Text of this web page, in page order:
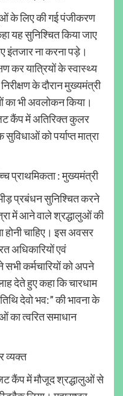
के लिए की गई पंजीकरण
यह सुनिश्चित किया जाए
इंतजार ना करना पड़े।
कर यात्रियों के स्वास्थ्य
के दौरान मुख्यमंत्री
भी अवलोकन किया।
कैंप में अतिरिक्त कुलर
को पर्याप्त मात्रा
प्राथमिकता : मुख्यमंत्री
प्रबंधन सुनिश्चित करने
में आने वाले श्रद्धालुओं की
होनी चाहिए। इस अवसर
अधिकारियों एवं
सभी कर्मचारियों को अपने
देते हुए कहा कि चारधाम
देवो भव:” की भावना के
का त्वरित समाधान
व्यक्त
कैंप में मौजूद श्रद्धालुओं से